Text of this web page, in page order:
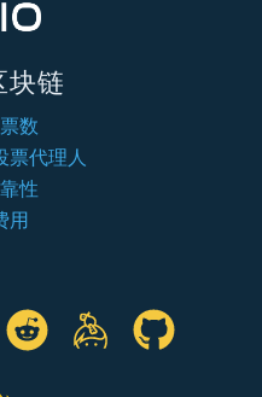
链
数
票代理人
性
用